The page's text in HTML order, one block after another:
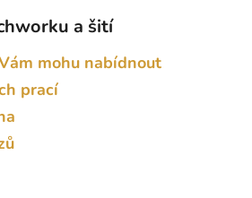
a šití
mohu nabídnout
prací